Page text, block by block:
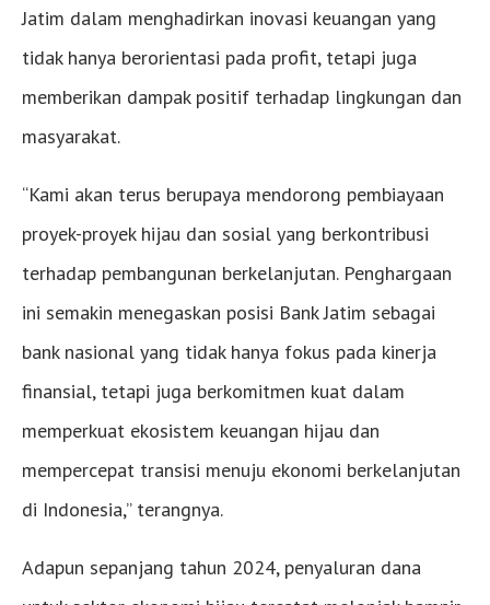
Jatim dalam menghadirkan inovasi keuangan yang
tidak hanya berorientasi pada profit, tetapi juga
memberikan dampak positif terhadap lingkungan dan
masyarakat.
“Kami akan terus berupaya mendorong pembiayaan
proyek-proyek hijau dan sosial yang berkontribusi
terhadap pembangunan berkelanjutan. Penghargaan
ini semakin menegaskan posisi Bank Jatim sebagai
bank nasional yang tidak hanya fokus pada kinerja
finansial, tetapi juga berkomitmen kuat dalam
memperkuat ekosistem keuangan hijau dan
mempercepat transisi menuju ekonomi berkelanjutan
di Indonesia,” terangnya.
Adapun sepanjang tahun 2024, penyaluran dana